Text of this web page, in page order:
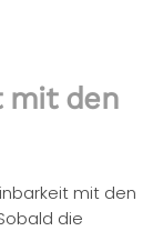
mit den
mit den
die